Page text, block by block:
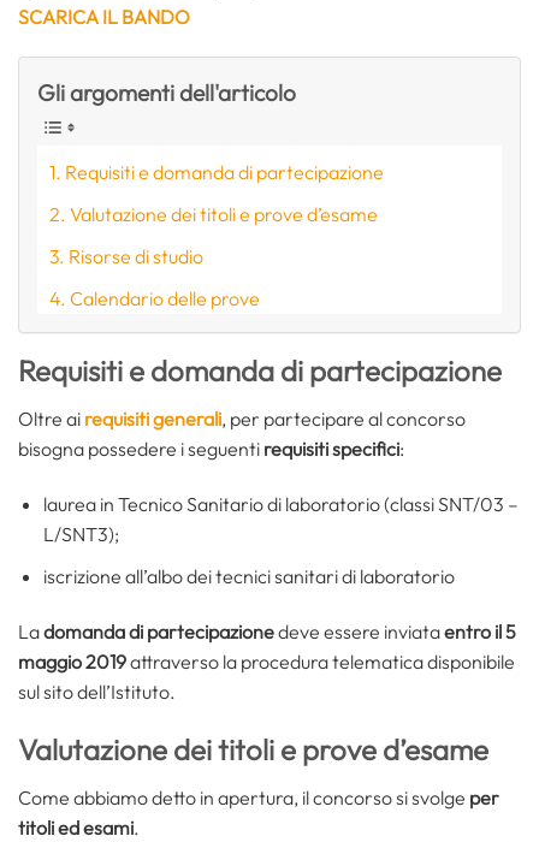
SCARICA IL BANDO
Gli argomenti dell'articolo
Requisiti e domanda di partecipazione
Valutazione dei titoli e prove d’esame
Risorse di studio
Calendario delle prove
Requisiti e domanda di partecipazione
Oltre ai requisiti generali, per partecipare al concorso
bisogna possedere i seguenti requisiti specifici:
laurea in Tecnico Sanitario di laboratorio (classi SNT/03 –
L/SNT3);
iscrizione all’albo dei tecnici sanitari di laboratorio
Ladomanda di partecipazionedeve essere inviataentro il 5
maggio 2019attraverso la procedura telematica disponibile
sul sito dell’Istituto.
Valutazione dei titoli e prove d’esame
Come abbiamo detto in apertura, il concorso si svolge per
titoli ed esami.